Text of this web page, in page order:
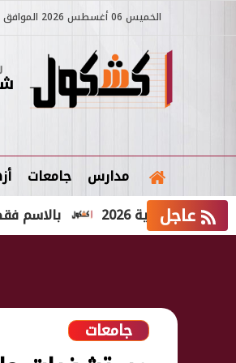
الخميس 06 أغسطس 2026 الموافق 23 صفر 1448
مدارس جامعات
عاجل بالاسم فقط.. نتيجة 2026
جامعات